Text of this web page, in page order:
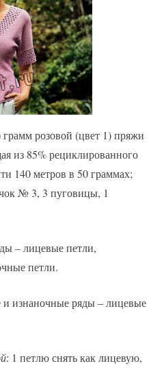
грамм розовой (цвет 1) пряжи
из 85% рециклированного
140 метров в 50 граммах;
№ 3, 3 пуговицы, 1
– лицевые петли,
петли.
и изнаночные ряды – лицевые
: 1 петлю снять как лицевую,